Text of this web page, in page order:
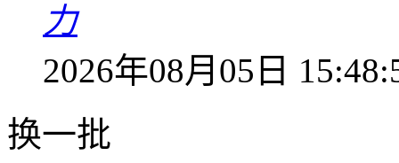
力
2026年08月05日
换一批